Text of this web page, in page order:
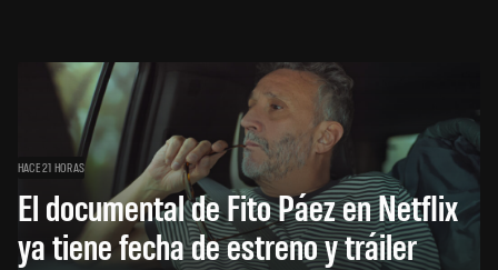
HACE 21 HORAS
El documental de Fito Páez en Netflix
ya tiene fecha de estreno y tráiler